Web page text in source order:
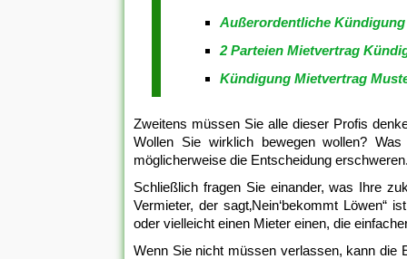
Außerordentliche
2 Parteien Mietvertrag
Kündigung Mietvertrag
Zweitens müssen Sie alle dieser Profis
Wollen Sie wirklich bewegen wollen?
möglicherweise die Entscheidung
Schließlich fragen Sie einander, was Ihre
Vermieter, der sagt‚Nein‘bekommt Löwen“
oder vielleicht einen Mieter einen, die
Wenn Sie nicht müssen verlassen, kann die